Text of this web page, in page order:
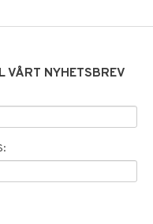
VÅRT NYHETSBREV